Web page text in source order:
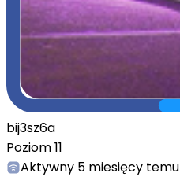
bij3sz6a
Poziom11
Aktywny 5 miesięcy temu